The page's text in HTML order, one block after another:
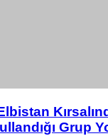
Grup